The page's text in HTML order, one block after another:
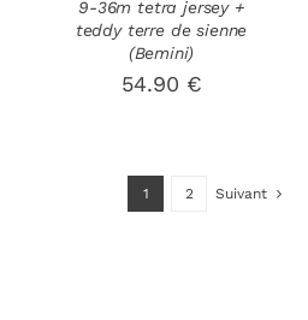
9-36m tetra jersey +
teddy terre de sienne
(Bemini)
54.90 €
1 2 Suivant